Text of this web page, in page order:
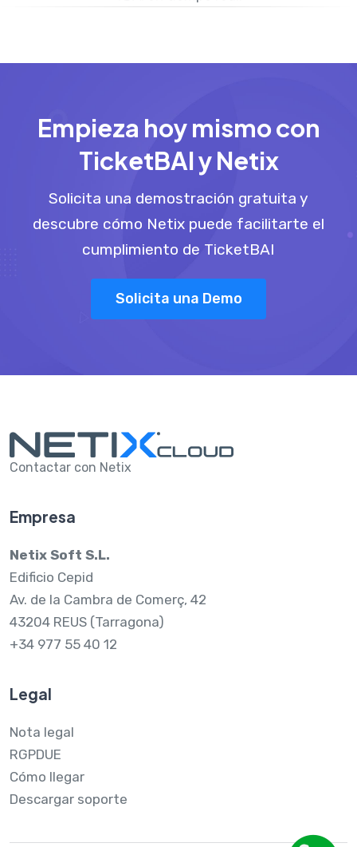
Empieza hoy mismo con
TicketBAI y Netix
Solicita una demostración gratuita y
descubre cómo Netix puede facilitarte el
cumplimiento de TicketBAI
Solicita una Demo
Contactar con Netix
Empresa
Netix Soft S.L.
Edificio Cepid
Av. de la Cambra de Comerç, 42
43204 REUS (Tarragona)
+34 977 55 40 12
Legal
Nota legal
RGPDUE
Cómo llegar
Descargar soporte